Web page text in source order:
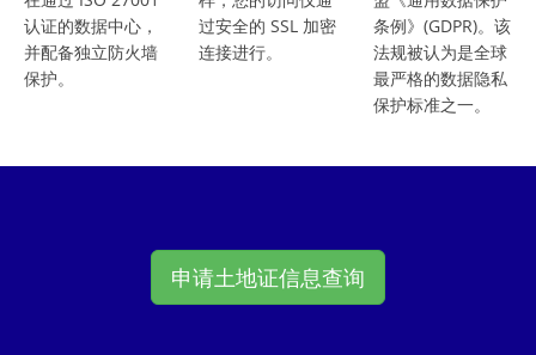
认证的数据中心，
并配备独立防火墙
保护。
过安全的 SSL 加密
连接进行。
条例》(GDPR)。该
法规被认为是全球
最严格的数据隐私
保护标准之一。
申请土地证信息查询